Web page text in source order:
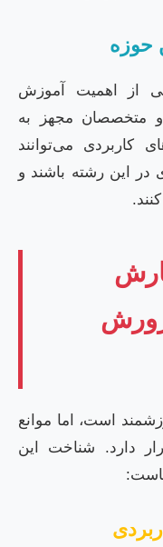
حوزه
از اهمیت آموزش
و متخصصان مجهز به
کاربردی می‌توانند
این رشته باشند و
است، اما موانع
دارد. شناخت این